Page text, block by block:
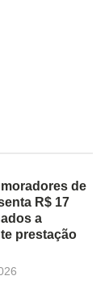
de
R$ 17
a
prestação